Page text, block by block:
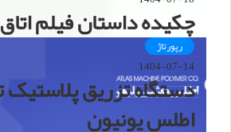
چکیده داستان فیلم
رپورتاژ
1404-07-14
دستگاه تزریق پلاستیک
اطلس یونیون